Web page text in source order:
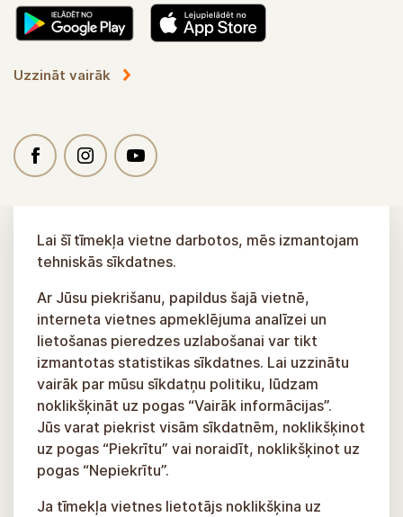
Uzzināt vairāk
Lai šī tīmekļa vietne darbotos, mēs izmantojam
tehniskās sīkdatnes.
Ar Jūsu piekrišanu, papildus šajā vietnē,
interneta vietnes apmeklējuma analīzei un
lietošanas pieredzes uzlabošanai var tikt
izmantotas statistikas sīkdatnes. Lai uzzinātu
vairāk par mūsu sīkdatņu politiku, lūdzam
noklikšķināt uz pogas “Vairāk informācijas”.
Jūs varat piekrist visām sīkdatnēm, noklikšķinot
uz pogas “Piekrītu” vai noraidīt, noklikšķinot uz
pogas “Nepiekrītu”.
Ja tīmekļa vietnes lietotājs noklikšķina uz